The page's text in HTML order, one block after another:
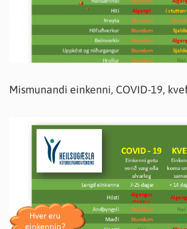
Mismunandi einkenni, COVID-19,